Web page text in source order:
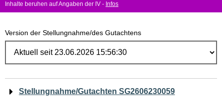
Inhalte beruhen auf Angaben der IV - Infos
Version der Stellungnahme/des Gutachtens
Navigation
Stellungnahme/Gutachten SG2606230059